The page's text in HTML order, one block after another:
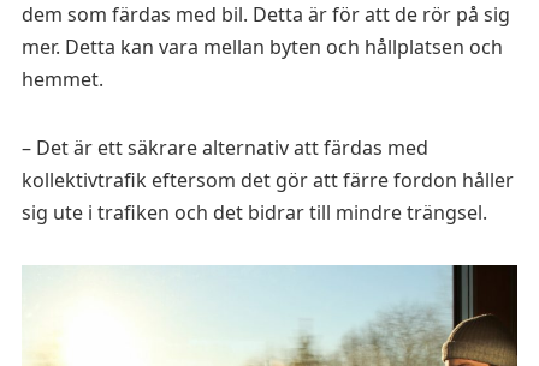
dem som färdas med bil. Detta är för att de rör på sig
mer. Detta kan vara mellan byten och hållplatsen och
hemmet.
– Det är ett säkrare alternativ att färdas med
kollektivtrafik eftersom det gör att färre fordon håller
sig ute i trafiken och det bidrar till mindre trängsel.